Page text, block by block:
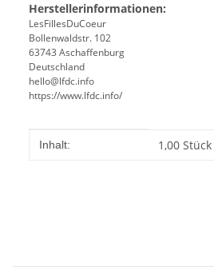
Herstellerinformationen:
LesFillesDuCoeur
Bollenwaldstr. 102
63743 Aschaffenburg
Deutschland
hello@lfdc.info
https://www.lfdc.info/
Produkteigenschaft
Wert
Inhalt: 1,00 Stück